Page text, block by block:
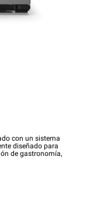
con un sistema
diseñado para
de gastronomía,